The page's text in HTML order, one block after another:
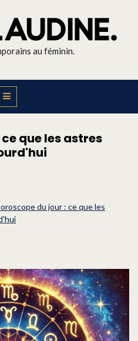
au féminin.
que les astres
du jour : ce que les